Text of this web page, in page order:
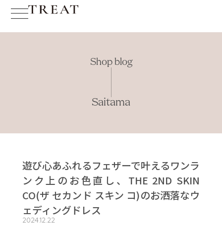
Shop blog
Saitama
遊び心あふれるフェザーで叶えるワンラ
ンク上のお色直し、THE 2ND SKIN
CO(ザ セカンド スキン コ)のお洒落なウ
ェディングドレス
2024.12.22